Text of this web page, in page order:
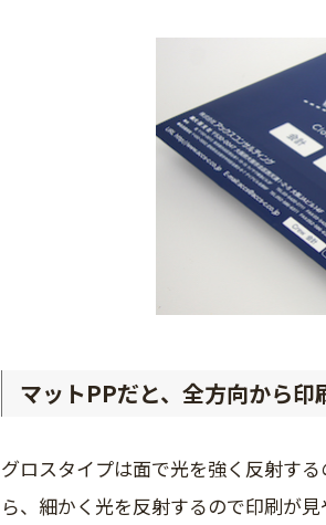
マットPPだと、全方向から印
グロスタイプは面で光を強く反射す
ら、細かく光を反射するので印刷が